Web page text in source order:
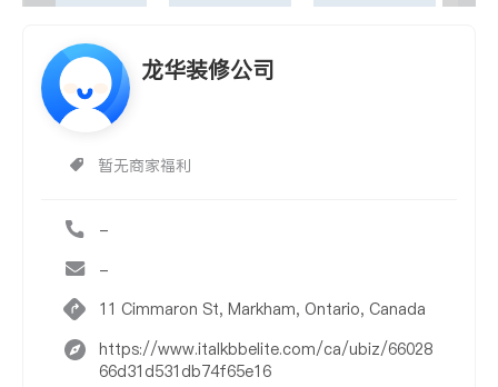
龙华装修公司
暂无商家福利
-
-
11 Cimmaron St, Markham, Ontario, Canada
https://www.italkbbelite.com/ca/ubiz/66028
66d31d531db74f65e16